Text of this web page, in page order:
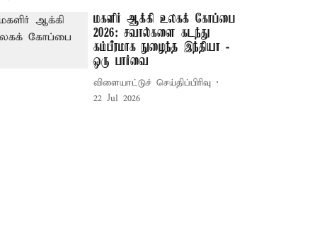
மகளிர் ஆக்கி உலகக் கோப்பை
2026: சவால்களை கடந்து
கம்பீரமாக நுழைந்த இந்தியா -
ஒரு பார்வை
விளையாட்டுச் செய்திப்பிரிவு
22 Jul 2026